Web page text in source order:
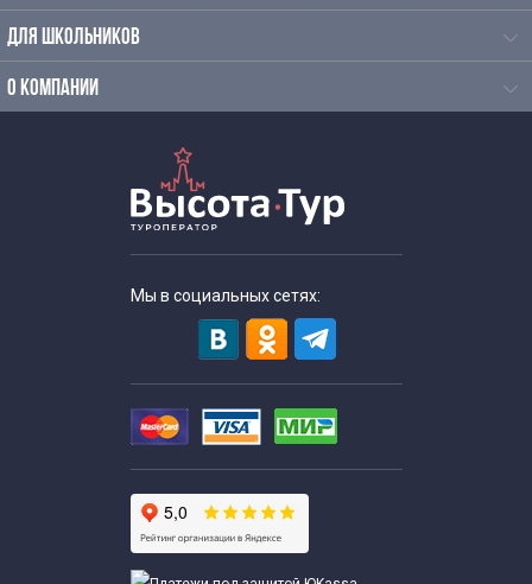
ДЛЯ ШКОЛЬНИКОВ
О КОМПАНИИ
Мы в социальных сетях: